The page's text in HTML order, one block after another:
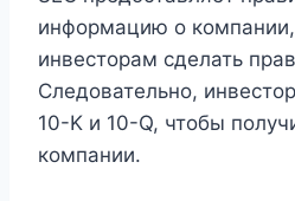
информацию о
инвесторам сделать
Следовательно,
10-K и 10-Q, чтобы
компании.